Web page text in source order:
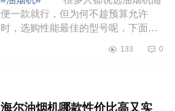
便一款就行，但为何不趁预算允许
时，选购性能最佳的型号呢，下面小
博世油烟机与方太油烟机哪个好
133 0
海尔油烟机哪款性价比高又实